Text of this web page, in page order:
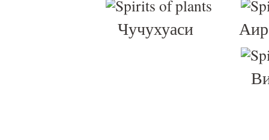
Чучухуаси